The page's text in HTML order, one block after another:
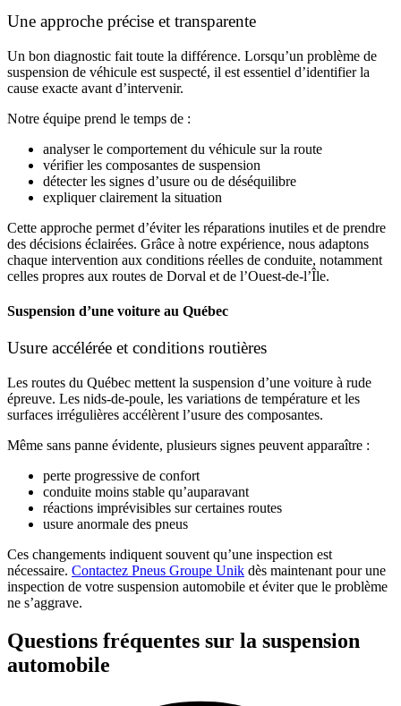
Une approche précise et transparente
Un bon diagnostic fait toute la différence. Lorsqu’un problème de
suspension de véhicule est suspecté, il est essentiel d’identifier la
cause exacte avant d’intervenir.
Notre équipe prend le temps de :
analyser le comportement du véhicule sur la route
vérifier les composantes de suspension
détecter les signes d’usure ou de déséquilibre
expliquer clairement la situation
Cette approche permet d’éviter les réparations inutiles et de prendre
des décisions éclairées. Grâce à notre expérience, nous adaptons
chaque intervention aux conditions réelles de conduite, notamment
celles propres aux routes de Dorval et de l’Ouest-de-l’Île.
Suspension d’une voiture au Québec
Usure accélérée et conditions routières
Les routes du Québec mettent la suspension d’une voiture à rude
épreuve. Les nids-de-poule, les variations de température et les
surfaces irrégulières accélèrent l’usure des composantes.
Même sans panne évidente, plusieurs signes peuvent apparaître :
perte progressive de confort
conduite moins stable qu’auparavant
réactions imprévisibles sur certaines routes
usure anormale des pneus
Ces changements indiquent souvent qu’une inspection est
nécessaire. Contactez Pneus Groupe Unik dès maintenant pour une
inspection de votre suspension automobile et éviter que le problème
ne s’aggrave.
Questions fréquentes sur la suspension
automobile